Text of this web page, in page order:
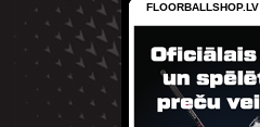
FLOORBALLSHOP.LV